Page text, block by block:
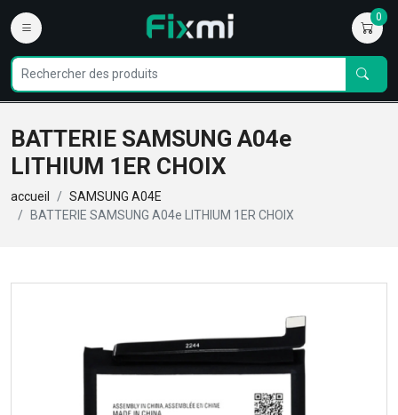
0
BATTERIE SAMSUNG A04e
LITHIUM 1ER CHOIX
accueil
SAMSUNG A04E
BATTERIE SAMSUNG A04e LITHIUM 1ER CHOIX